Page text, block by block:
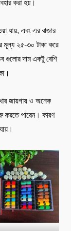
করা হয়।
যায়, এবং এর বাজার
মূল্য ২৫-৩০ টাকা করে
গুলোর দাম একটু বেশি
জায়গায় ও অনেক
করতে পারেন। কারণ